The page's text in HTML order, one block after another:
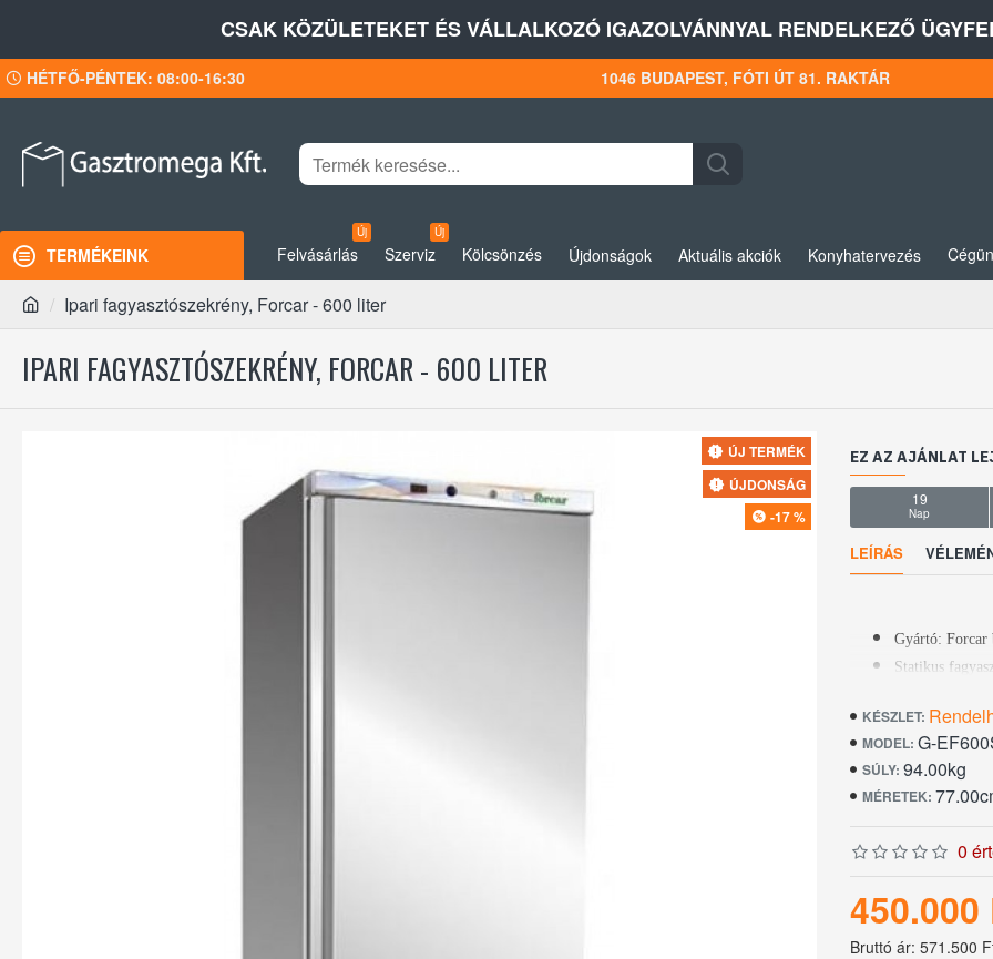
CSAK KÖZÜLETEKET ÉS VÁLLALKOZÓ IGAZOLVÁNNYAL RENDELKEZŐ
HÉTFŐ-PÉNTEK: 08:00-16:30 1046 BUDAPEST, FÓTI ÚT 81. RAKTÁR
TERMÉKEINK Felvásárlás
Új
Szerviz
Új
Kölcsönzés Újdonságok Aktuális akciók Konyhatervezés
Ipari fagyasztószekrény, Forcar - 600 liter
IPARI FAGYASZTÓSZEKRÉNY, FORCAR - 600 LITER
ÚJ TERMÉK
ÚJDONSÁG
-17 %
LEÍRÁS
Gyártó: Forcar
Statikus
Belső méret:
Nettó
Hűtőközeg:
Szigetelőanyag
Energiaosztály:
Digitális
KÉSZLET:
MODEL: G-
SÚLY: 94.00kg
MÉRETEK:
0
EZ AZ AJÁNLAT
19
Nap
450.000
Bruttó ár: 571.500